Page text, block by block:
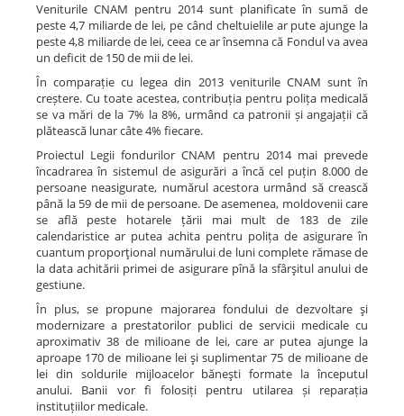
Veniturile CNAM pentru 2014 sunt planificate în sumă de
peste 4,7 miliarde de lei, pe când cheltuielile ar pute ajunge la
peste 4,8 miliarde de lei, ceea ce ar însemna că Fondul va avea
un deficit de 150 de mii de lei.
În comparație cu legea din 2013 veniturile CNAM sunt în
creștere. Cu toate acestea, contribuția pentru polița medicală
se va mări de la 7% la 8%, urmând ca patronii și angajații că
plătească lunar câte 4% fiecare.
Proiectul Legii fondurilor CNAM pentru 2014 mai prevede
încadrarea în sistemul de asigurări a încă cel puțin 8.000 de
persoane neasigurate, numărul acestora urmând să crească
până la 59 de mii de persoane. De asemenea, moldovenii care
se află peste hotarele țării mai mult de 183 de zile
calendaristice ar putea achita pentru polița de asigurare în
cuantum proporţional numărului de luni complete rămase de
la data achitării primei de asigurare pînă la sfârşitul anului de
gestiune.
În plus, se propune majorarea fondului de dezvoltare şi
modernizare a prestatorilor publici de servicii medicale cu
aproximativ 38 de milioane de lei, care ar putea ajunge la
aproape 170 de milioane lei şi suplimentar 75 de milioane de
lei din soldurile mijloacelor băneşti formate la începutul
anului. Banii vor fi folosiți pentru utilarea și reparația
instituțiilor medicale.